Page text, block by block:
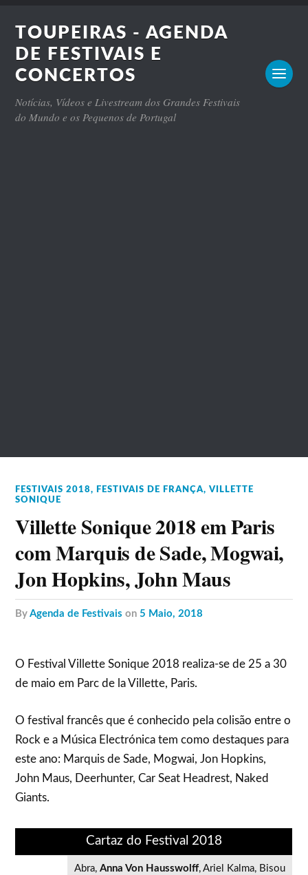
TOUPEIRAS - AGENDA
DE FESTIVAIS E
CONCERTOS
Notícias, Vídeos e Livestream dos Grandes Festivais
do Mundo e os Pequenos de Portugal
FESTIVAIS 2018, FESTIVAIS DE FRANÇA,VILLETTE
SONIQUE
Villette Sonique 2018 em Paris
com Marquis de Sade, Mogwai,
Jon Hopkins, John Maus
byAgenda de Festivais on5 Maio, 2018
O Festival Villette Sonique 2018 realiza-se de 25 a 30
de maio em Parc de la Villette, Paris.
O festival francês que é conhecido pela colisão entre o
Rock e a Música Electrónica tem como destaques para
este ano: Marquis de Sade, Mogwai, Jon Hopkins,
John Maus, Deerhunter, Car Seat Headrest, Naked
Giants.
Cartaz do Festival 2018
Abra,Anna Von Hausswolff, Ariel Kalma, Bisou